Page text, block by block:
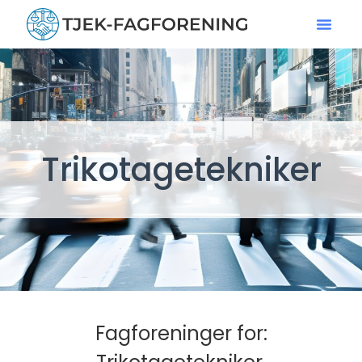
Trikotagetekniker
Fagforeninger for: